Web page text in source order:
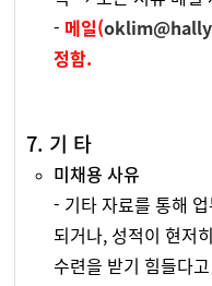
- 메일(
정함.
7. 기 타
미채용 사유
- 기타 자료를 통해
되거나, 성적이 현저
수련을 받기 힘들다